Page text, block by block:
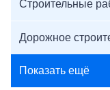
Строительные
Дорожное
Показать ещё